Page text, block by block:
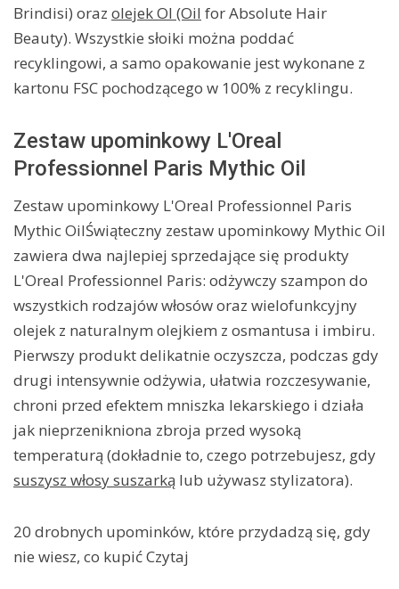
Brindisi) oraz olejek OI (Oil for Absolute Hair
Beauty). Wszystkie słoiki można poddać
recyklingowi, a samo opakowanie jest wykonane z
kartonu FSC pochodzącego w 100% z recyklingu.
Zestaw upominkowy L'Oreal
Professionnel Paris Mythic Oil
Zestaw upominkowy L'Oreal Professionnel Paris
Mythic OilŚwiąteczny zestaw upominkowy Mythic Oil
zawiera dwa najlepiej sprzedające się produkty
L'Oreal Professionnel Paris: odżywczy szampon do
wszystkich rodzajów włosów oraz wielofunkcyjny
olejek z naturalnym olejkiem z osmantusa i imbiru.
Pierwszy produkt delikatnie oczyszcza, podczas gdy
drugi intensywnie odżywia, ułatwia rozczesywanie,
chroni przed efektem mniszka lekarskiego i działa
jak nieprzenikniona zbroja przed wysoką
temperaturą (dokładnie to, czego potrzebujesz, gdy
suszysz włosy suszarką lub używasz stylizatora).
20 drobnych upominków, które przydadzą się, gdy
nie wiesz, co kupić Czytaj